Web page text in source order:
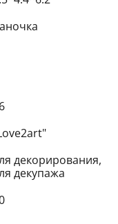
декорирования,
декупажа